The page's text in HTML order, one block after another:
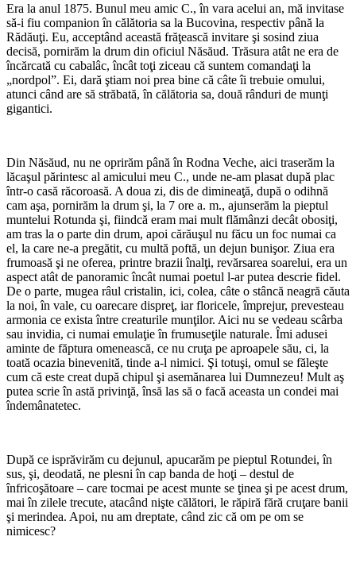
Era la anul 1875. Bunul meu amic C., în vara acelui an, mă invitase
să-i fiu companion în călătoria sa la Bucovina, respectiv până la
Rădăuţi. Eu, acceptând această frăţească invitare şi sosind ziua
decisă, pornirăm la drum din oficiul Năsăud. Trăsura atât ne era de
încărcată cu cabalâc, încât toţi ziceau că suntem comandaţi la
„nordpol”. Ei, dară ştiam noi prea bine că câte îi trebuie omului,
atunci când are să străbată, în călătoria sa, două rânduri de munţi
gigantici.
Din Năsăud, nu ne oprirăm până în Rodna Veche, aici traserăm la
lăcaşul părintesc al amicului meu C., unde ne-am plasat după plac
într-o casă răcoroasă. A doua zi, dis de dimineaţă, după o odihnă
cam aşa, pornirăm la drum şi, la 7 ore a. m., ajunserăm la pieptul
muntelui Rotunda şi, fiindcă eram mai mult flămânzi decât obosiţi,
am tras la o parte din drum, apoi cărăuşul nu făcu un foc numai ca
el, la care ne-a pregătit, cu multă poftă, un dejun bunişor. Ziua era
frumoasă şi ne oferea, printre brazii înalţi, revărsarea soarelui, era un
aspect atât de panoramic încât numai poetul l-ar putea descrie fidel.
De o parte, mugea râul cristalin, ici, colea, câte o stâncă neagră căuta
la noi, în vale, cu oarecare dispreţ, iar floricele, împrejur, prevesteau
armonia ce exista între creaturile munţilor. Aici nu se vedeau scârba
sau invidia, ci numai emulaţie în frumuseţile naturale. Îmi adusei
aminte de făptura omenească, ce nu cruţa pe aproapele său, ci, la
toată ocazia binevenită, tinde a-l nimici. Şi totuşi, omul se făleşte
cum că este creat după chipul şi asemănarea lui Dumnezeu! Mult aş
putea scrie în astă privinţă, însă las să o facă aceasta un condei mai
îndemânatetec.
După ce isprăvirăm cu dejunul, apucarăm pe pieptul Rotundei, în
sus, şi, deodată, ne plesni în cap banda de hoţi – destul de
înfricoşătoare – care tocmai pe acest munte se ţinea şi pe acest drum,
mai în zilele trecute, atacând nişte călători, le răpiră fără cruţare banii
şi merindea. Apoi, nu am dreptate, când zic că om pe om se
nimicesc?